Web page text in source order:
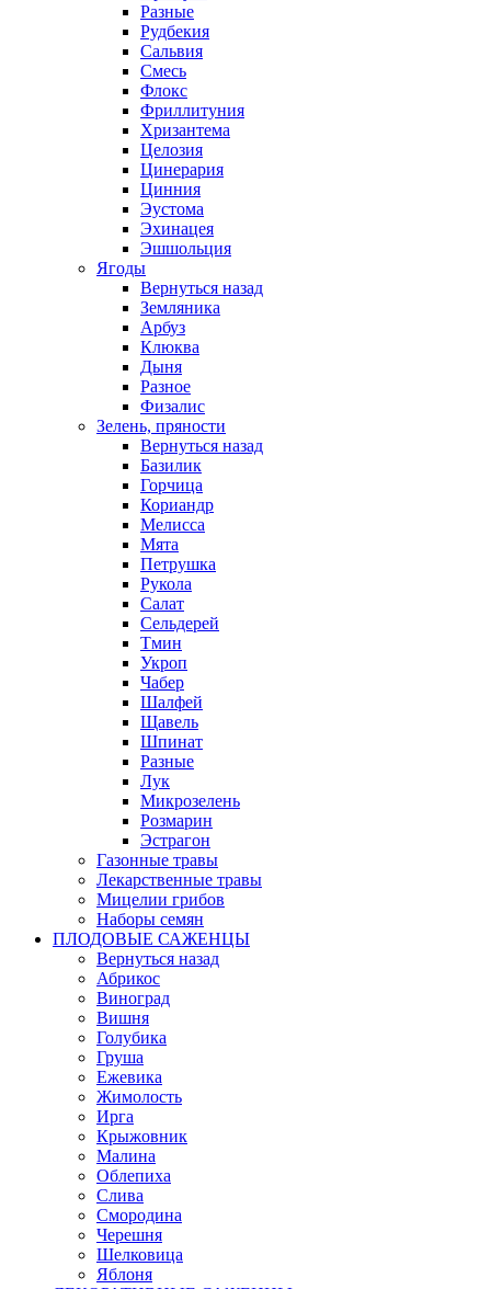
Разные
Рудбекия
Сальвия
Смесь
Флокс
Фриллитуния
Хризантема
Целозия
Цинерария
Цинния
Эустома
Эхинацея
Эшшольция
Ягоды
Вернуться назад
Земляника
Арбуз
Клюква
Дыня
Разное
Физалис
Зелень, пряности
Вернуться назад
Базилик
Горчица
Кориандр
Мелисса
Мята
Петрушка
Рукола
Салат
Сельдерей
Тмин
Укроп
Чабер
Шалфей
Щавель
Шпинат
Разные
Лук
Микрозелень
Розмарин
Эстрагон
Газонные травы
Лекарственные травы
Мицелии грибов
Наборы семян
ПЛОДОВЫЕ САЖЕНЦЫ
Вернуться назад
Абрикос
Виноград
Вишня
Голубика
Груша
Ежевика
Жимолость
Ирга
Крыжовник
Малина
Облепиха
Слива
Смородина
Черешня
Шелковица
Яблоня